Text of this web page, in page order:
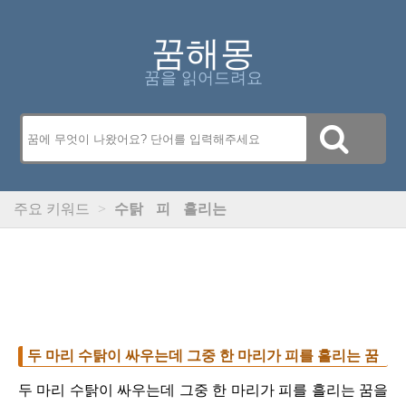
꿈해몽
꿈을 읽어드려요
주요 키워드 > 수탉 피 흘리는
두 마리 수탉이 싸우는데 그중 한 마리가 피를 흘리는 꿈
두 마리 수탉이 싸우는데 그중 한 마리가 피를 흘리는 꿈을